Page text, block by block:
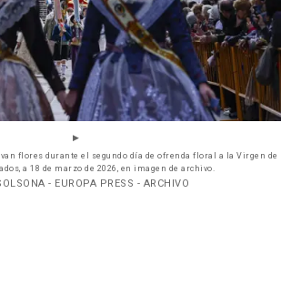
flores durante el segundo día de ofrenda floral a la Virgen de
a 18 de marzo de 2026, en imagen de archivo.
- EUROPA PRESS - ARCHIVO